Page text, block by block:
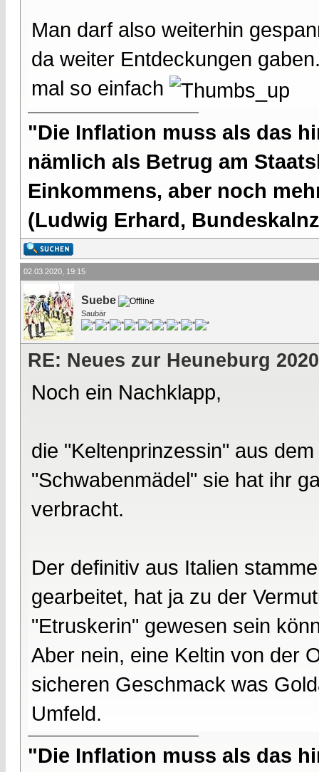
Man darf also weiterhin
da weiter Entdeckungen
mal so einfach
"Die Inflation muss als das
nämlich als Betrug am
Einkommens, aber noch
(Ludwig Erhard,
02.03.2020, 19:15
Suebe
Saubär
RE: Neues zur Heuneburg 2020
Noch ein Nachklapp,
die "Keltenprinzessin" aus
"Schwabenmädel" sie hat ihr
verbracht.
Der definitiv aus Italien
gearbeitet, hat ja zu der
"Etruskerin" gewesen sein
Aber nein, eine Keltin von der
sicheren Geschmack was
Umfeld.
"Die Inflation muss als das